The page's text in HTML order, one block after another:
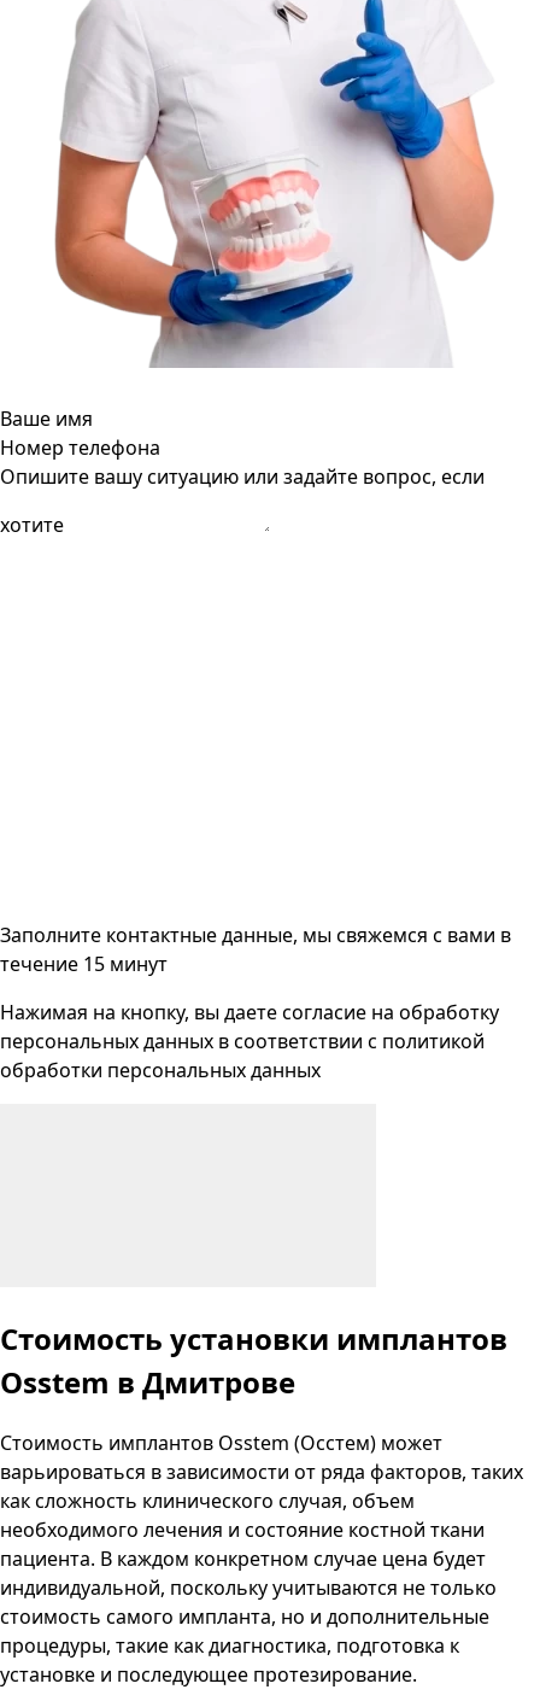
Ваше имя
Номер телефона
Опишите вашу ситуацию или задайте вопрос, если
хотите
Заполните контактные данные, мы свяжемся с вами в
течение 15 минут
Нажимая на кнопку, вы даете согласие на обработку
персональных данных в соответствии с политикой
обработки персональных данных
Стоимость установки имплантов
Osstem в Дмитрове
Стоимость имплантов Osstem (Осстем) может
варьироваться в зависимости от ряда факторов, таких
как сложность клинического случая, объем
необходимого лечения и состояние костной ткани
пациента. В каждом конкретном случае цена будет
индивидуальной, поскольку учитываются не только
стоимость самого импланта, но и дополнительные
процедуры, такие как диагностика, подготовка к
установке и последующее протезирование.